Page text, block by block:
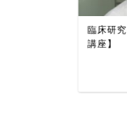
臨床研
講座】